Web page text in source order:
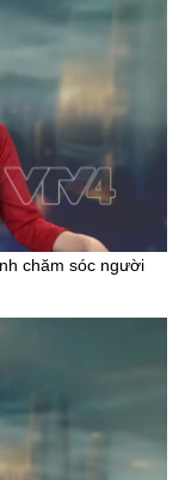
chăm sóc người